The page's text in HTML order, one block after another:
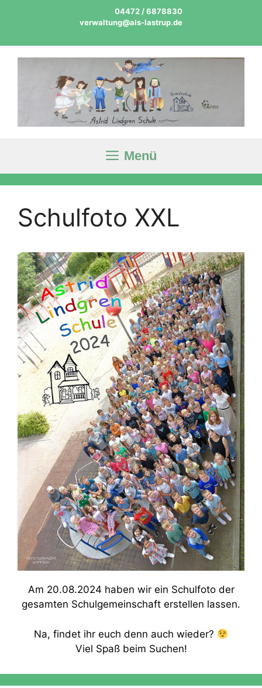
04472 / 6878830
verwaltung@als-lastrup.de
Menü
Schulfoto XXL
Am 20.08.2024 haben wir ein Schulfoto der
gesamten Schulgemeinschaft erstellen lassen.
Na, findet ihr euch denn auch wieder?
Viel Spaß beim Suchen!